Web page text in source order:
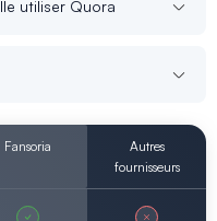
utiliser Quora
Fansoria
Autres
fournisseurs